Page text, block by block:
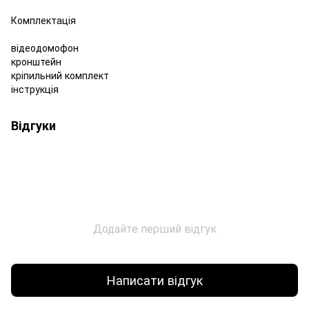
Комплектація
відеодомофон
кронштейн
кріпильний комплект
інструкція
Відгуки
Додайте перший відгук
Написати відгук